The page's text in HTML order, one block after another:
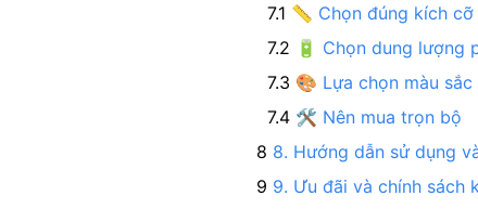
📏 Chọn đúng kích cỡ
🔋 Chọn dung lượng
🎨 Lựa chọn màu sắc
🛠️ Nên mua trọn bộ
8. Hướng dẫn sử dụng
9. Ưu đãi và chính sách